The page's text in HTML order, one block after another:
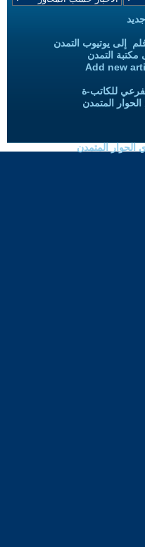
إلى يوتيوب التمدن
مكتبة التمدن
Add new
للكاتب-ة
المتمدن
الحوار المتمدن